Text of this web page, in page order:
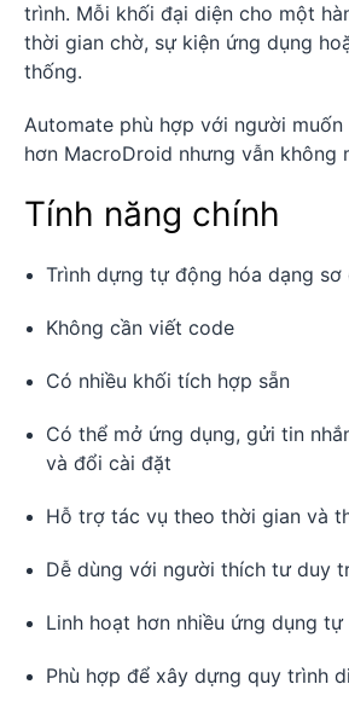
trình. Mỗi khối đại diện cho một
thời gian chờ, sự kiện ứng dụng
thống.
Automate phù hợp với người muốn
hơn MacroDroid nhưng vẫn không
Tính năng chính
Trình dựng tự động hóa dạng sơ
Không cần viết code
Có nhiều khối tích hợp sẵn
Có thể mở ứng dụng, gửi tin
và đổi cài đặt
Hỗ trợ tác vụ theo thời gian và
Dễ dùng với người thích tư duy
Linh hoạt hơn nhiều ứng dụng
Phù hợp để xây dựng quy trình